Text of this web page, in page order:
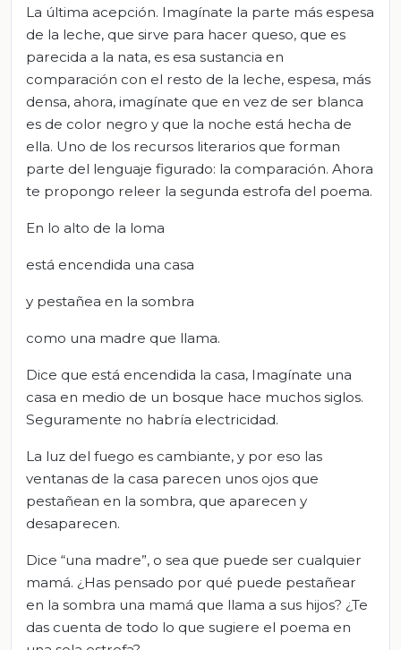
La última acepción. Imagínate la parte más espesa
de la leche, que sirve para hacer queso, que es
parecida a la nata, es esa sustancia en
comparación con el resto de la leche, espesa, más
densa, ahora, imagínate que en vez de ser blanca
es de color negro y que la noche está hecha de
ella. Uno de los recursos literarios que forman
parte del lenguaje figurado: la comparación. Ahora
te propongo releer la segunda estrofa del poema.
En lo alto de la loma
está encendida una casa
y pestañea en la sombra
como una madre que llama.
Dice que está encendida la casa, Imagínate una
casa en medio de un bosque hace muchos siglos.
Seguramente no habría electricidad.
La luz del fuego es cambiante, y por eso las
ventanas de la casa parecen unos ojos que
pestañean en la sombra, que aparecen y
desaparecen.
Dice “una madre”, o sea que puede ser cualquier
mamá. ¿Has pensado por qué puede pestañear
en la sombra una mamá que llama a sus hijos? ¿Te
das cuenta de todo lo que sugiere el poema en